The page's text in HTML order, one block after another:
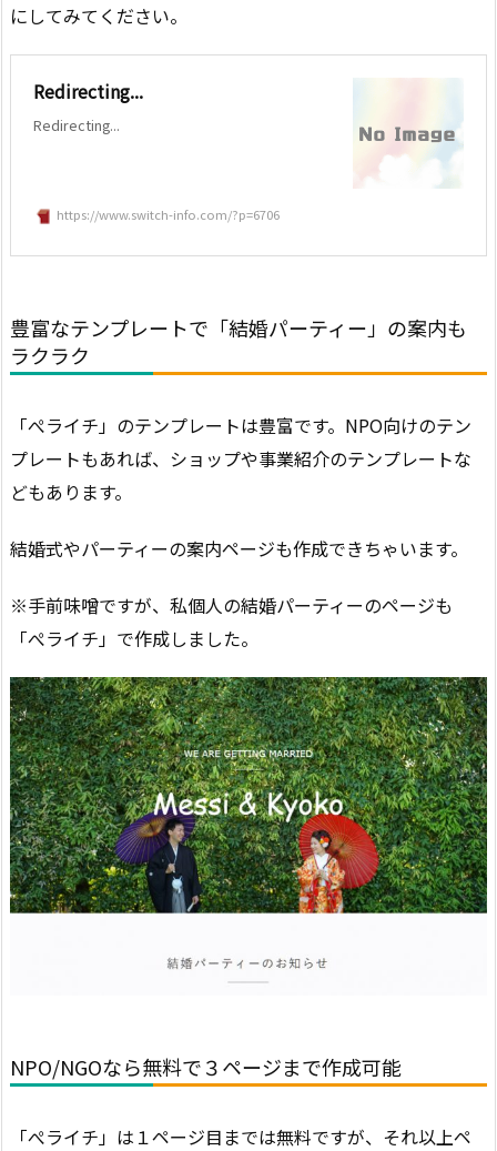
にしてみてください。
Redirecting...
Redirecting...
https://www.switch-info.com/?p=6706
豊富なテンプレートで「結婚パーティー」の案内も
ラクラク
「ぺライチ」のテンプレートは豊富です。NPO向けのテン
プレートもあれば、ショップや事業紹介のテンプレートな
どもあります。
結婚式やパーティーの案内ページも作成できちゃいます。
※手前味噌ですが、私個人の結婚パーティーのページも
「ぺライチ」で作成しました。
NPO/NGOなら無料で３ページまで作成可能
「ぺライチ」は１ページ目までは無料ですが、それ以上ペ